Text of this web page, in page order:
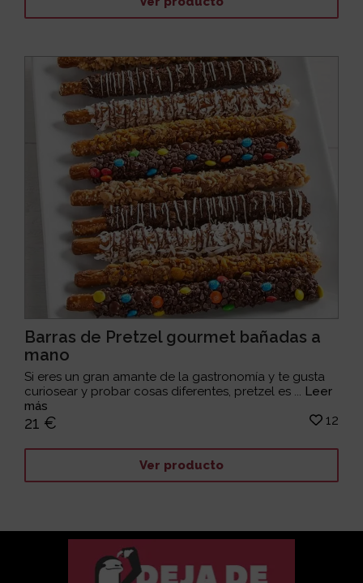
Barras de Pretzel gourmet bañadas a
mano
Si eres un gran amante de la gastronomía y te gusta
curiosear y probar cosas diferentes, pretzel es ... Leer
más
21 € 12
Ver producto